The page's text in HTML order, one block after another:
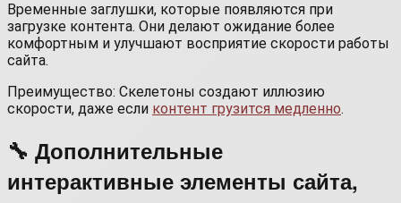
Временные заглушки, которые появляются при
загрузке контента. Они делают ожидание более
комфортным и улучшают восприятие скорости работы
сайта.
Преимущество: Скелетоны создают иллюзию
скорости, даже если контент грузится медленно.
🔧 Дополнительные
интерактивные элементы сайта,